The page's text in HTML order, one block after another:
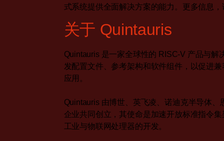
式系统提供全面解决方案的能力。更多信息，
关于 Quintauris
Quintauris 是一家全球性的 RISC-V 产品与
发配置文件、参考架构和软件组件，以促进
应用。
Quintauris 由博世、英飞凌、诺迪克半导体
企业共同创立，其使命是加速开放标准指令
工业与物联网处理器的开发。